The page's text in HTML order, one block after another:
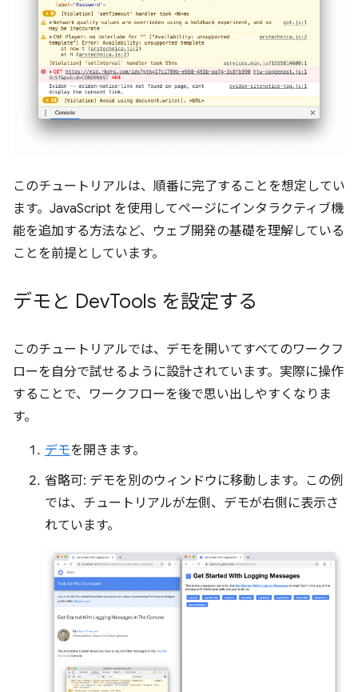
このチュートリアルは、順番に完了することを想定してい
ます。JavaScript を使用してページにインタラクティブ機
能を追加する方法など、ウェブ開発の基礎を理解している
ことを前提としています。
デモと DevTools を設定する
このチュートリアルでは、デモを開いてすべてのワークフ
ローを自分で試せるように設計されています。実際に操作
することで、ワークフローを後で思い出しやすくなりま
す。
デモを開きます。
省略可: デモを別のウィンドウに移動します。この例
では、チュートリアルが左側、デモが右側に表示さ
れています。